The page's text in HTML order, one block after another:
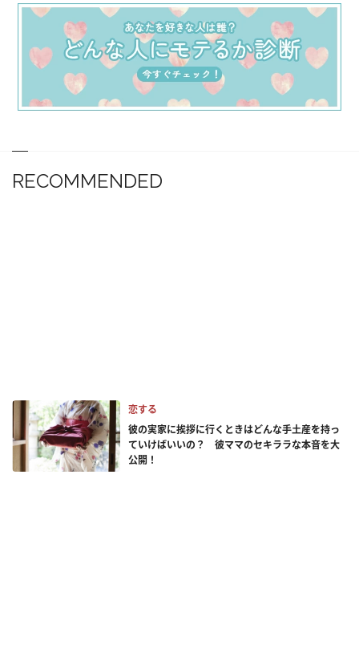
RECOMMENDED
恋する
彼の実家に挨拶に行くときはどんな手土産を持っ
ていけばいいの？ 彼ママのセキララな本音を大
公開！